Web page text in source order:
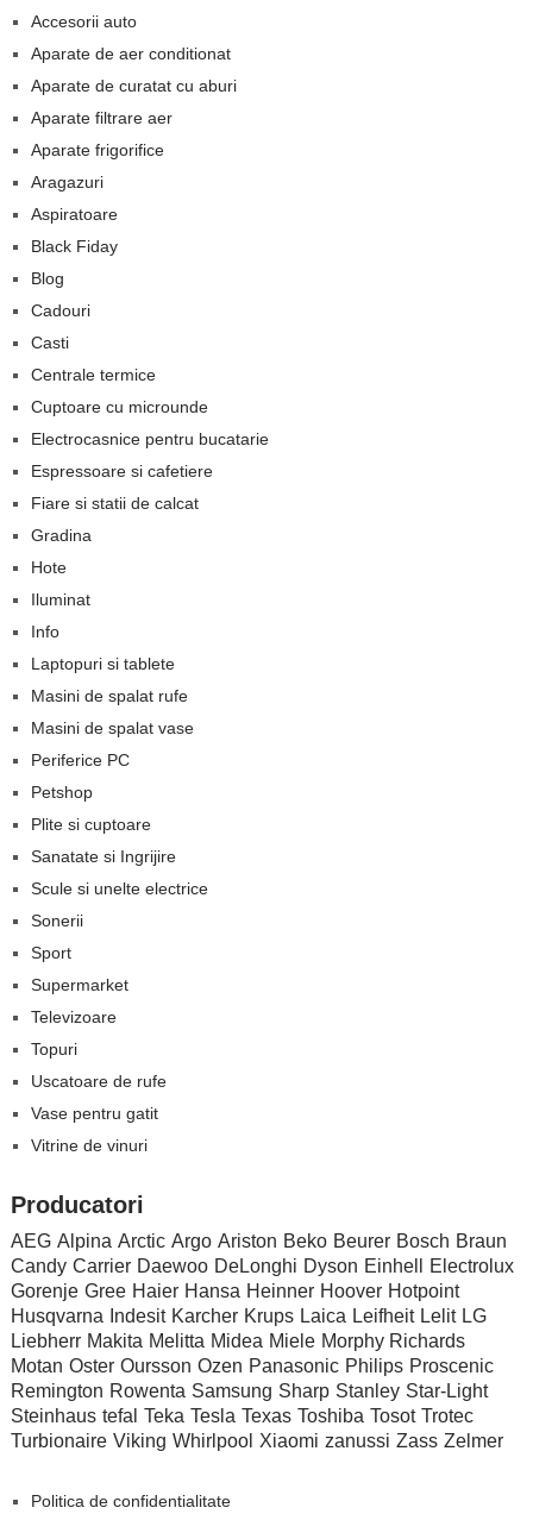
Accesorii auto
Aparate de aer conditionat
Aparate de curatat cu aburi
Aparate filtrare aer
Aparate frigorifice
Aragazuri
Aspiratoare
Black Fiday
Blog
Cadouri
Casti
Centrale termice
Cuptoare cu microunde
Electrocasnice pentru bucatarie
Espressoare si cafetiere
Fiare si statii de calcat
Gradina
Hote
Iluminat
Info
Laptopuri si tablete
Masini de spalat rufe
Masini de spalat vase
Periferice PC
Petshop
Plite si cuptoare
Sanatate si Ingrijire
Scule si unelte electrice
Sonerii
Sport
Supermarket
Televizoare
Topuri
Uscatoare de rufe
Vase pentru gatit
Vitrine de vinuri
Producatori
AEG Alpina Arctic Argo Ariston Beko Beurer Bosch Braun
Candy Carrier Daewoo DeLonghi Dyson Einhell
Electrolux
Gorenje Gree Haier Hansa Heinner Hoover Hotpoint
Husqvarna
Indesit Karcher Krups Laica Leifheit Lelit LG
Liebherr Makita Melitta Midea Miele Morphy Richards
Motan Oster Oursson Ozen Panasonic Philips Proscenic
Remington Rowenta Samsung Sharp Stanley Star-Light
Steinhaus tefal Teka Tesla Texas Toshiba Tosot Trotec
Turbionaire Viking Whirlpool Xiaomi zanussi Zass Zelmer
Politica de confidentialitate